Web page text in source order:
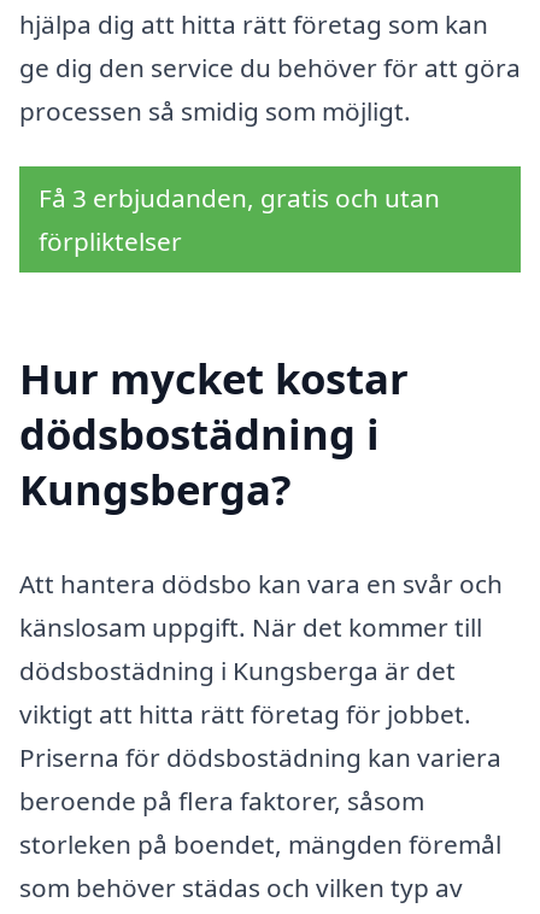
hjälpa dig att hitta rätt företag som kan
ge dig den service du behöver för att göra
processen så smidig som möjligt.
Få 3 erbjudanden, gratis och utan
förpliktelser
Hur mycket kostar
dödsbostädning i
Kungsberga?
Att hantera dödsbo kan vara en svår och
känslosam uppgift. När det kommer till
dödsbostädning i Kungsberga är det
viktigt att hitta rätt företag för jobbet.
Priserna för dödsbostädning kan variera
beroende på flera faktorer, såsom
storleken på boendet, mängden föremål
som behöver städas och vilken typ av